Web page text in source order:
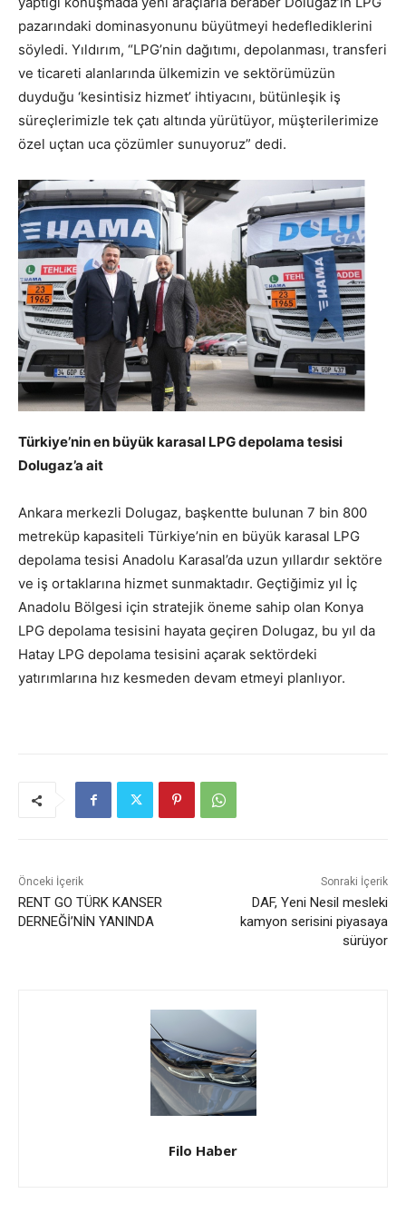
pazarındaki dominasyonunu büyütmeyi hedeflediklerini
söyledi. Yıldırım, “LPG’nin dağıtımı, depolanması, transferi
ve ticareti alanlarında ülkemizin ve sektörümüzün
duyduğu ‘kesintisiz hizmet’ ihtiyacını, bütünleşik iş
süreçlerimizle tek çatı altında yürütüyor, müşterilerimize
özel uçtan uca çözümler sunuyoruz” dedi.
Türkiye’nin en büyük karasal LPG depolama tesisi
Dolugaz’a ait
Ankara merkezli Dolugaz, başkentte bulunan 7 bin 800
metreküp kapasiteli Türkiye’nin en büyük karasal LPG
depolama tesisi Anadolu Karasal’da uzun yıllardır sektöre
ve iş ortaklarına hizmet sunmaktadır. Geçtiğimiz yıl İç
Anadolu Bölgesi için stratejik öneme sahip olan Konya
LPG depolama tesisini hayata geçiren Dolugaz, bu yıl da
Hatay LPG depolama tesisini açarak sektördeki
yatırımlarına hız kesmeden devam etmeyi planlıyor.
Önceki İçerik
RENT GO TÜRK KANSER
DERNEĞİ’NİN YANINDA
Sonraki İçerik
DAF, Yeni Nesil mesleki
kamyon serisini piyasaya
sürüyor
Filo Haber